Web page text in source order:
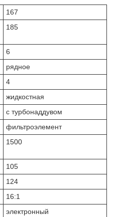
167
185
6
рядное
4
жидкостная
с турбонаддувом
фильтроэлемент
1500
105
124
16:1
электронный